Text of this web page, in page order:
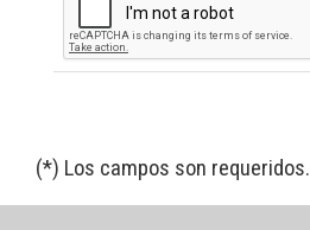
(*) Los campos son requeridos.